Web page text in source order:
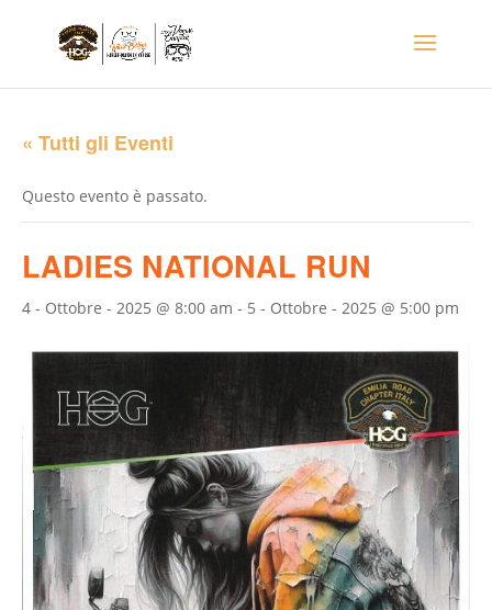
« Tutti gli Eventi
Questo evento è passato.
LADIES NATIONAL RUN
4 - Ottobre - 2025 @ 8:00 am - 5 - Ottobre - 2025 @ 5:00 pm